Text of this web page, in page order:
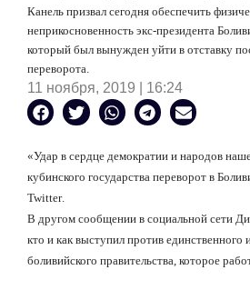
Канель призвал сегодня обеспечить
неприкосновенность экс-президента
который был вынужден уйти в отставку
переворота.
11 ноября, 2019 | 16:24
«Удар в сердце демократии и народов
кубинского государства переворот в
Twitter.
В другом сообщении в социальной сети
кто и как выступил против единственного
боливийского правительства, которое